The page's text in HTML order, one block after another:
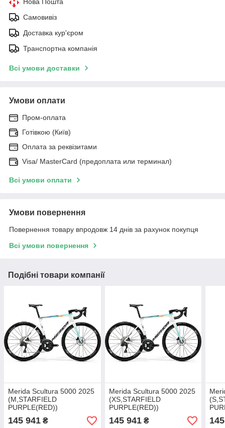
Самовивіз
Доставка кур'єром
Транспортна компанія
Всі умови доставки
Умови оплати
Пром-оплата
Готівкою (Київ)
Оплата за реквізитами
Visa/ MasterCard (предоплата или терминал)
Всі умови оплати
Умови повернення
Повернення товару впродовж 14 днів за рахунок покупця
Всі умови повернення
Подібні товари компанії
Merida Scultura 5000 2025
(M,STARFIELD
PURPLE(RED))
145 941 ₴
Merida Scultura 5000 2025
(XS,STARFIELD
PURPLE(RED))
145 941₴